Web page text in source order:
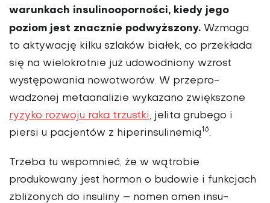
warunkach insulino­oporności, kiedy jego
poziom jest znacznie podwyższony. Wzmaga
to aktywację kilku szlaków białek, co przekłada
się na wielokrotnie już udowodniony wzrost
występo­wania nowotworów. W przepro­
wadzonej metaanalizie wykazano zwiększone
ryzyko rozwoju raka trzustki, jelita grubego i
piersi u pacjentów z hiperinsulinemią16.
Trzeba tu wspomnieć, że w wątro­bie
produkowany jest hormon o budowie i funkcjach
zbliżonych do insuliny – nomen omen insu­